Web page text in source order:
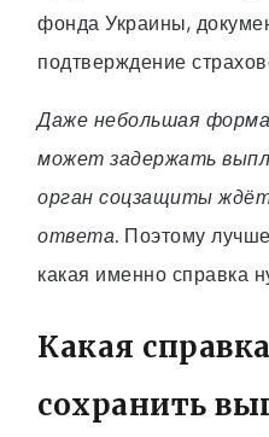
фонда Украины,
подтверждение
Даже небольшая
может задержать
орган соцзащиты
ответа. Поэтому
какая именно справка
Какая
сохранить